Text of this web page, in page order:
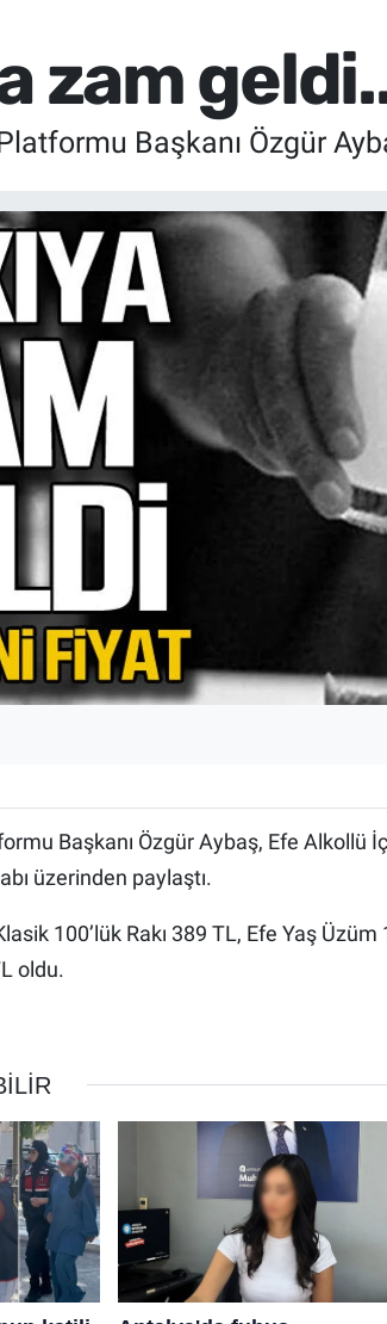
zam
Başkanı Özgür
Başkanı Özgür Aybaş, Efe Alkollü
üzerinden paylaştı.
100’lük Rakı 389 TL, Efe Yaş Üzüm
oldu.